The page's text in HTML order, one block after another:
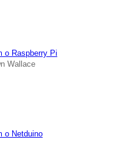
o Raspberry Pi
Wallace
o Netduino